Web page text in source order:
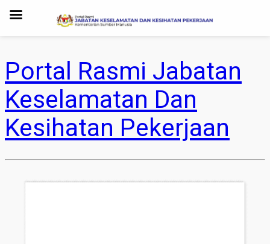
Portal Rasmi Jabatan
Keselamatan Dan
Kesihatan Pekerjaan